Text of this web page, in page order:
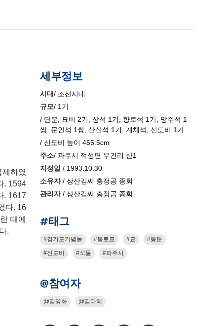
하였
. 1594
. 1617
다. 16
때에
.
세부정보
시대/ 조선시대
규모/ 1기
/ 단분, 묘비 2기, 상석 1기, 향로석 1기, 망주석 1
쌍, 문인석 1쌍, 산신석 1기, 계체석, 신도비 1기
/ 신도비 높이 465.5cm
주소/ 파주시 적성면 무건리 산1
지정일 / 1993.10.30
소유자/ 상산김씨 충정공 종회
관리자/ 상산김씨 충정공 종회
#태그
경기도기념물 봉토묘 묘
봉분
신도비
석물 파주시
@참여자
김영화 김다혜